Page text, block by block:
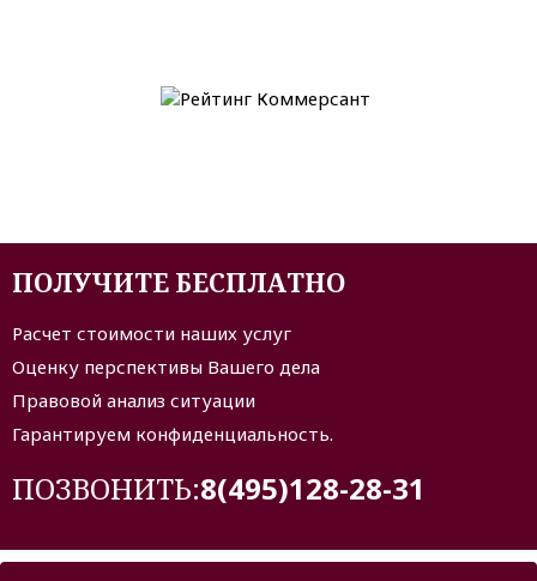
ПОЛУЧИТЕ БЕСПЛАТНО
Расчет стоимости наших услуг
Оценку перспективы Вашего дела
Правовой анализ ситуации
Гарантируем конфиденциальность.
ПОЗВОНИТЬ:8(495)128-28-31